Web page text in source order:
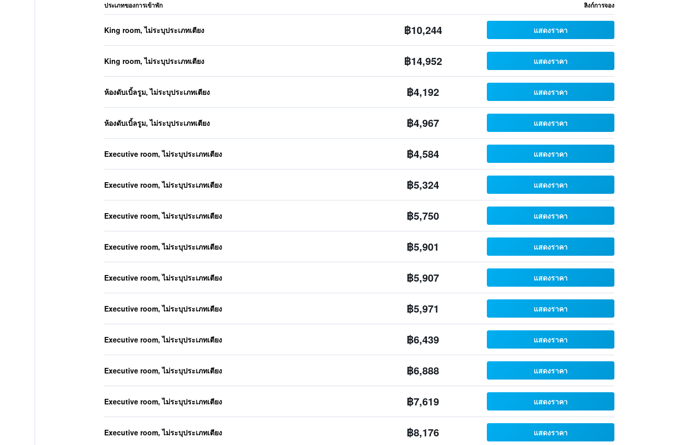
ประเภทของการเข้าพัก ลิงก์การจอง
King room, ไม่ระบุประเภทเตียง ฿10,244 แสดงราคา
King room, ไม่ระบุประเภทเตียง ฿14,952 แสดงราคา
ห้องดับเบิ้ลรูม, ไม่ระบุประเภทเตียง ฿4,192 แสดงราคา
ห้องดับเบิ้ลรูม, ไม่ระบุประเภทเตียง ฿4,967 แสดงราคา
Executive room, ไม่ระบุประเภทเตียง ฿4,584 แสดงราคา
Executive room, ไม่ระบุประเภทเตียง ฿5,324 แสดงราคา
Executive room, ไม่ระบุประเภทเตียง ฿5,750 แสดงราคา
Executive room, ไม่ระบุประเภทเตียง ฿5,901 แสดงราคา
Executive room, ไม่ระบุประเภทเตียง ฿5,907 แสดงราคา
Executive room, ไม่ระบุประเภทเตียง ฿5,971 แสดงราคา
Executive room, ไม่ระบุประเภทเตียง ฿6,439 แสดงราคา
Executive room, ไม่ระบุประเภทเตียง ฿6,888 แสดงราคา
Executive room, ไม่ระบุประเภทเตียง ฿7,619 แสดงราคา
Executive room, ไม่ระบุประเภทเตียง ฿8,176 แสดงราคา